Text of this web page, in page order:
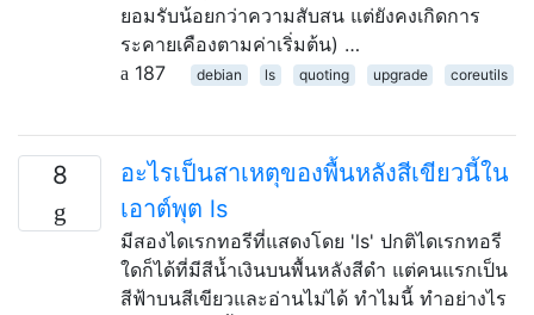
ยอมรับน้อยกว่าความสับสน แต่ยังคงเกิดการ
ระคายเคืองตามค่าเริ่มต้น) …
187
debian ls quoting upgrade coreutils
8
อะไรเป็นสาเหตุของพื้นหลังสีเขียวนี้ใน
เอาต์พุต ls
มีสองไดเรกทอรีที่แสดงโดย 'ls' ปกติไดเรกทอรี
ใดก็ได้ที่มีสีน้ำเงินบนพื้นหลังสีดำ แต่คนแรกเป็น
สีฟ้าบนสีเขียวและอ่านไม่ได้ ทำไมนี้ ทำอย่างไร